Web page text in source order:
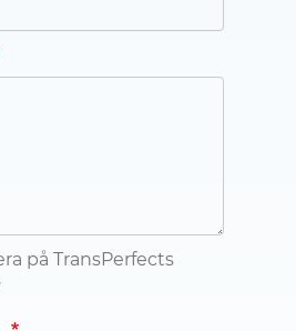
på TransPerfects